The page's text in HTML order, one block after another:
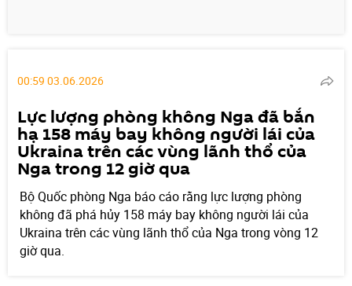
00:59 03.06.2026
Lực lượng phòng không Nga đã bắn
hạ 158 máy bay không người lái của
Ukraina trên các vùng lãnh thổ của
Nga trong 12 giờ qua
Bộ Quốc phòng Nga báo cáo rằng lực lượng phòng
không đã phá hủy 158 máy bay không người lái của
Ukraina trên các vùng lãnh thổ của Nga trong vòng 12
giờ qua.